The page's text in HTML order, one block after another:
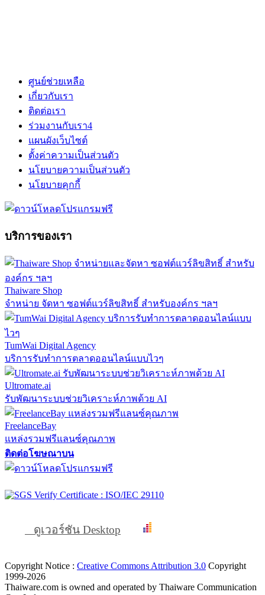
ศูนย์ช่วยเหลือ
เกี่ยวกับเรา
ติดต่อเรา
ร่วมงานกับเรา4
แผนผังเว็บไซต์
ตั้งค่าความเป็นส่วนตัว
นโยบายความเป็นส่วนตัว
นโยบายคุกกี้
บริการของเรา
Thaiware Shop
จำหน่าย จัดหา ซอฟต์แวร์ลิขสิทธิ์ สำหรับองค์กร ฯลฯ
TumWai Digital Agency
บริการรับทำการตลาดออนไลน์แบบไวๆ
Ultromate.ai
รับพัฒนาระบบช่วยวิเคราะห์ภาพด้วย AI
FreelanceBay
แหล่งรวมฟรีแลนซ์คุณภาพ
ติดต่อโฆษณาบน
ดูเวอร์ชัน Desktop
Copyright Notice : Creative Commons Attribution 3.0 Copyright
1999-2026
Thaiware.com is owned and operated by Thaiware Communication